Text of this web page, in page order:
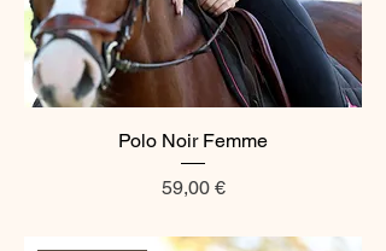
Polo Noir Femme
Prix
59,00 €